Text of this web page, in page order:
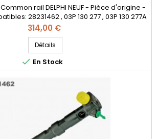
rail DELPHI NEUF - Pièce d'origine -
28231462 , 03P 130 277 , 03P 130 277A
, 03P130277 , O3P 13O 277 , O3P 13O
, O3P13O277A - Pour motorisation
, SEAT , Skoda 1.2TDI
Prix
314,00 €
Détails
 En Stock